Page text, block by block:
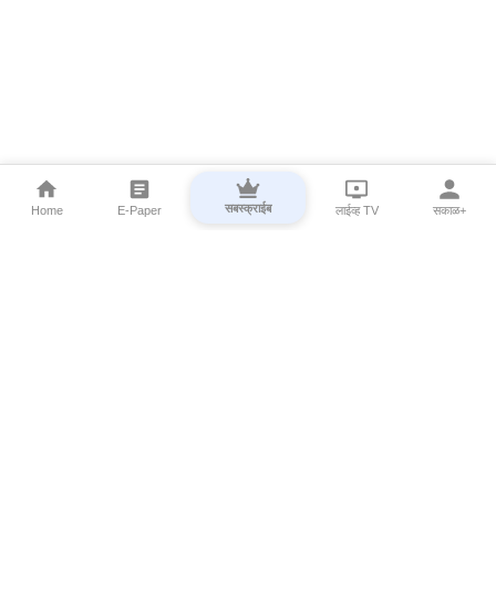
Home E-Paper सबस्क्राईब लाईव्ह TV सकाळ+